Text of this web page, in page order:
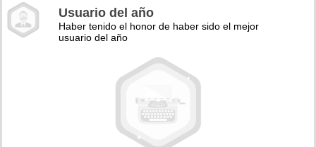
Usuario del año
Haber tenido el honor de haber sido el mejor
usuario del año